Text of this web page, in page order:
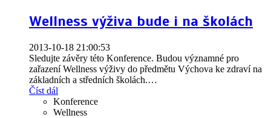
Wellness výživa bude i na školách
2013-10-18 21:00:53
Sledujte závěry této Konference. Budou významné pro
zařazení Wellness výživy do předmětu Výchova ke zdraví na
základních a středních školách.…
Číst dál
Konference
Wellness